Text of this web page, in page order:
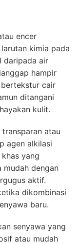
encer
kimia pada
daripada air
hampir
bertekstur cair
ditangani
kulit.
atau
agen alkilasi
yang
mudah dengan
aktif.
dikombinasi
baru.
senyawa yang
atau mudah